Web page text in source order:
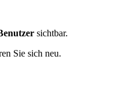
sichtbar.
Sie sich neu.